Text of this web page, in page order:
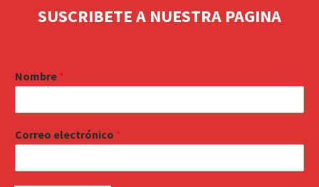
SUSCRIBETE A NUESTRA PAGINA
Nombre *
Correo electrónico *